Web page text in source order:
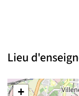
Lieu
+